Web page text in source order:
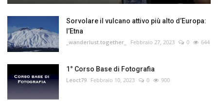
Sorvolare il vulcano attivo più alto d’Europa:
l’Etna
_wanderlust.together_ Febbraio 27, 2023 0 644
1° Corso Base di Fotografia
Leoct79 Febbraio 10, 2023 0 900